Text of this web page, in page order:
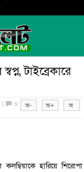
টাইব্রেকারে
| ০
হারিয়ে শিরোপা